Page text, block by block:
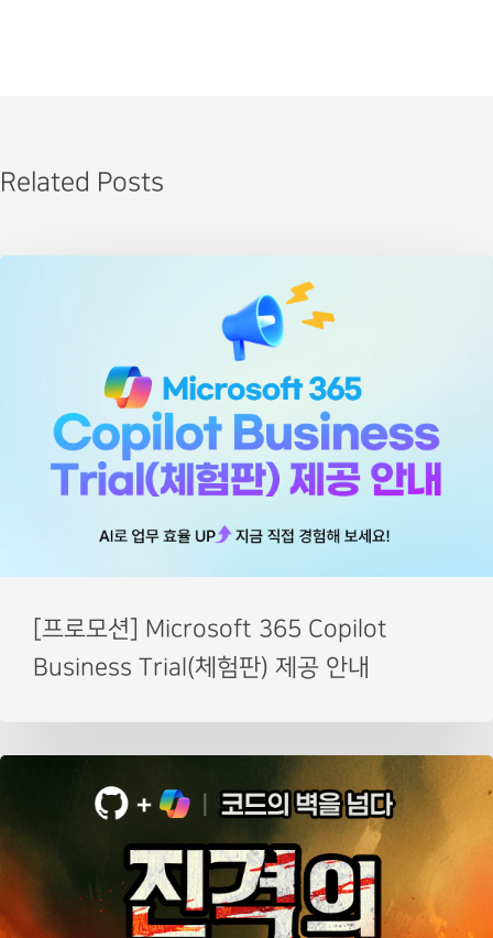
Related Posts
[프로모션] Microsoft 365 Copilot
Business Trial(체험판) 제공 안내